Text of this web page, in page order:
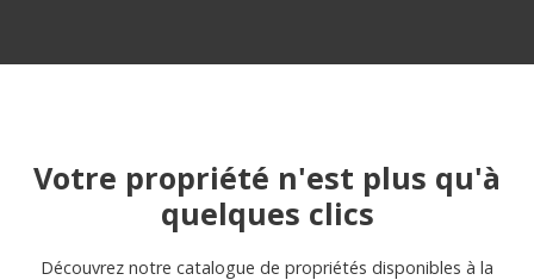
Votre propriété n'est plus qu'à
quelques clics
Découvrez notre catalogue de propriétés disponibles à la